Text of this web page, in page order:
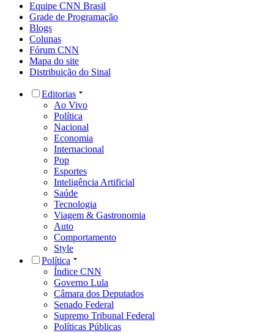
Equipe CNN Brasil
Grade de Programação
Blogs
Colunas
Fórum CNN
Mapa do site
Distribuição do Sinal
Editorias
Ao Vivo
Política
Nacional
Economia
Internacional
Pop
Esportes
Inteligência Artificial
Saúde
Tecnologia
Viagem & Gastronomia
Auto
Comportamento
Style
Política
Índice CNN
Governo Lula
Câmara dos Deputados
Senado Federal
Supremo Tribunal Federal
Políticas Públicas